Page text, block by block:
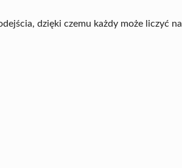
dzięki czemu każdy może liczyć na